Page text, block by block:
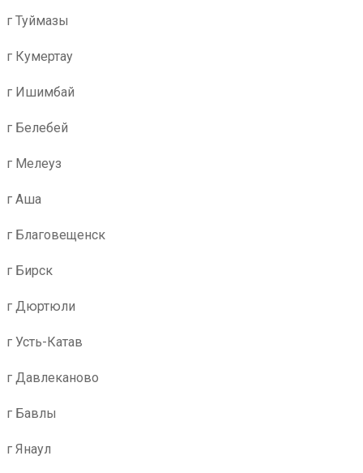
г Туймазы
г Кумертау
г Ишимбай
г Белебей
г Мелеуз
г Аша
г Благовещенск
г Бирск
г Дюртюли
г Усть-Катав
г Давлеканово
г Бавлы
г Янаул